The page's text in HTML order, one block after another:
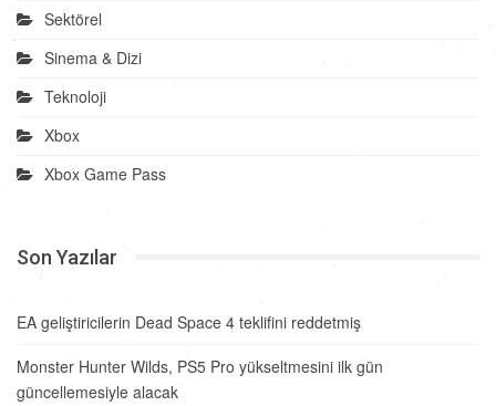
Sektörel
Sinema & Dizi
Teknoloji
Xbox
Xbox Game Pass
Son Yazılar
EA geliştiricilerin Dead Space 4 teklifini reddetmiş
Monster Hunter Wilds, PS5 Pro yükseltmesini ilk gün
güncellemesiyle alacak